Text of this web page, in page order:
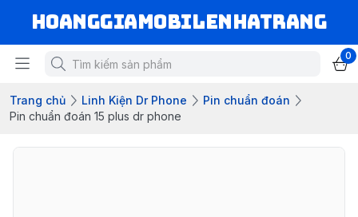
hoanggiamobilenhatrang
0
Trang chủ Linh Kiện Dr Phone
Pin chuẩn đoán
Pin chuẩn đoán 15 plus dr phone